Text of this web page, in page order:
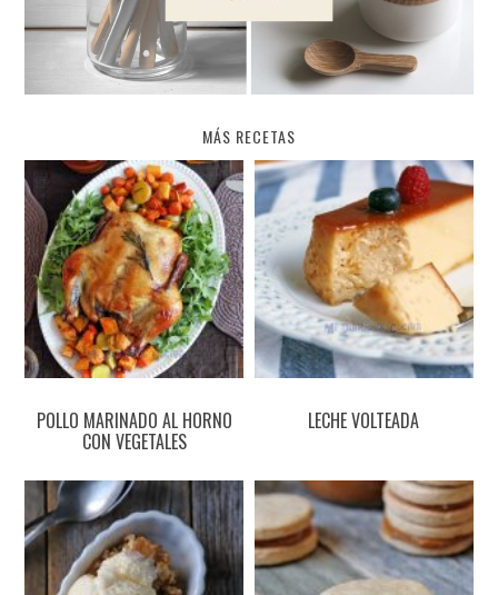
MÁS RECETAS
POLLO MARINADO AL HORNO
CON VEGETALES
LECHE VOLTEADA